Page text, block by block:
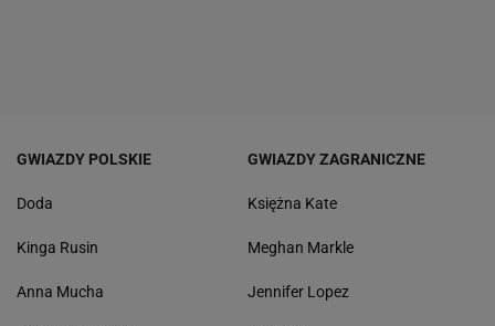
GWIAZDY POLSKIE
Doda
Kinga Rusin
Anna Mucha
GWIAZDY ZAGRANICZNE
Księżna Kate
Meghan Markle
Jennifer Lopez